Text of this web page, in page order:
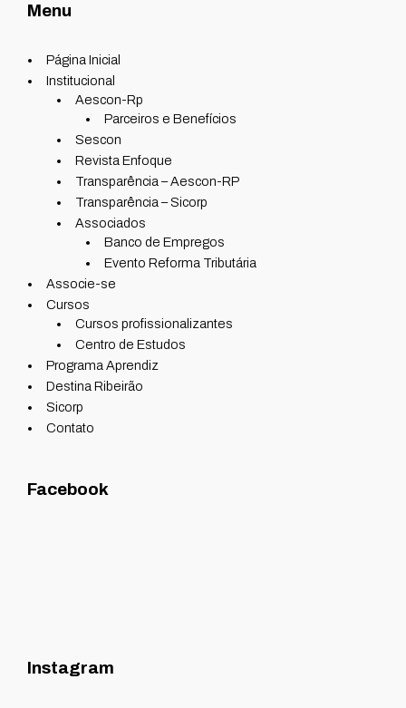
Menu
Página Inicial
Institucional
Aescon-Rp
Parceiros e Benefícios
Sescon
Revista Enfoque
Transparência – Aescon-RP
Transparência – Sicorp
Associados
Banco de Empregos
Evento Reforma Tributária
Associe-se
Cursos
Cursos profissionalizantes
Centro de Estudos
Programa Aprendiz
Destina Ribeirão
Sicorp
Contato
Facebook
Instagram